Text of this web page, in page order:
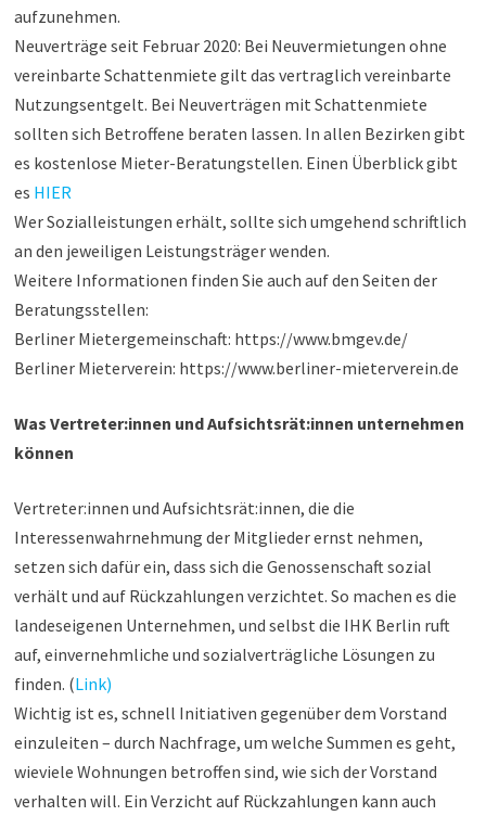
aufzunehmen.
Neuverträge seit Februar 2020: Bei Neuvermietungen ohne
vereinbarte Schattenmiete gilt das vertraglich vereinbarte
Nutzungsentgelt. Bei Neuverträgen mit Schattenmiete
sollten sich Betroffene beraten lassen. In allen Bezirken gibt
es kostenlose Mieter-Beratungstellen. Einen Überblick gibt
es HIER
Wer Sozialleistungen erhält, sollte sich umgehend schriftlich
an den jeweiligen Leistungsträger wenden.
Weitere Informationen finden Sie auch auf den Seiten der
Beratungsstellen:
Berliner Mietergemeinschaft: https://www.bmgev.de/
Berliner Mieterverein: https://www.berliner-mieterverein.de
Was Vertreter:innen und Aufsichtsrät:innen unternehmen
können
Vertreter:innen und Aufsichtsrät:innen, die die
Interessenwahrnehmung der Mitglieder ernst nehmen,
setzen sich dafür ein, dass sich die Genossenschaft sozial
verhält und auf Rückzahlungen verzichtet. So machen es die
landeseigenen Unternehmen, und selbst die IHK Berlin ruft
auf, einvernehmliche und sozialverträgliche Lösungen zu
finden. (Link)
Wichtig ist es, schnell Initiativen gegenüber dem Vorstand
einzuleiten – durch Nachfrage, um welche Summen es geht,
wieviele Wohnungen betroffen sind, wie sich der Vorstand
verhalten will. Ein Verzicht auf Rückzahlungen kann auch